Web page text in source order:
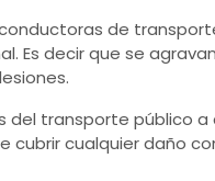
de
Es decir que se
del transporte público
cubrir cualquier daño